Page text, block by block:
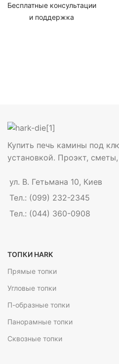
Бесплатные консультации
и поддержка
Купить печь камины под
установкой. Проэкт,
ул. В. Гетьмана 10, Киев
Тел.: (099) 232-2345
Тел.: (044) 360-0908
ТОПКИ HARK
Прямые топки
Угловые топки
П-образные топки
Панорамные топки
Сквозные топки